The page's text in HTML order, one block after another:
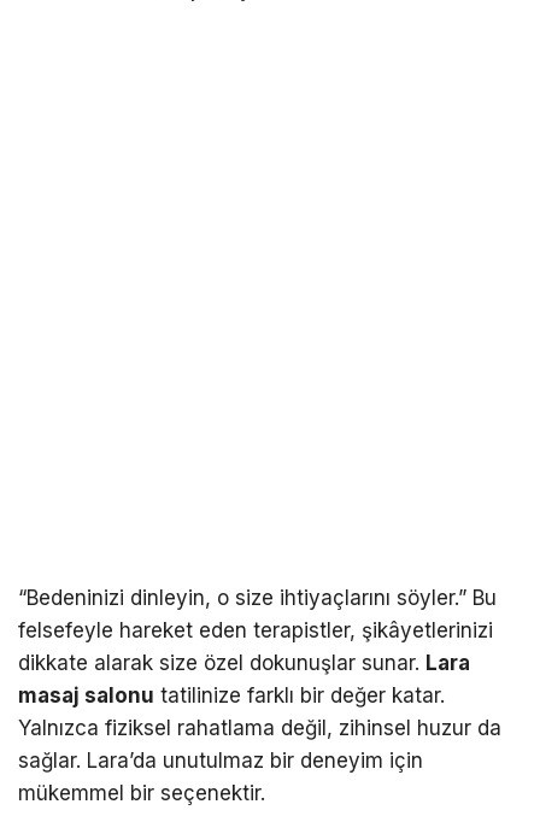
“Bedeninizi dinleyin, o size ihtiyaçlarını söyler.” Bu
felsefeyle hareket eden terapistler, şikâyetlerinizi
dikkate alarak size özel dokunuşlar sunar. Lara
masaj salonu tatilinize farklı bir değer katar.
Yalnızca fiziksel rahatlama değil, zihinsel huzur da
sağlar. Lara’da unutulmaz bir deneyim için
mükemmel bir seçenektir.